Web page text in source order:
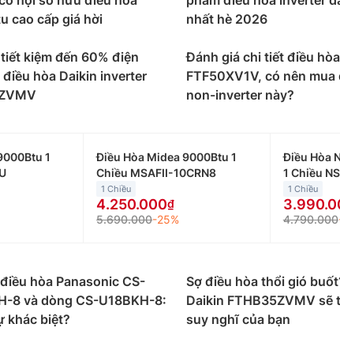
phù hợp với căn phòng của mình:
đồng đến 14 triệu đồng/máy.
thường được lắp đặt cho những không gian có
giao động từ 9 triệu đến 17 triệu đồng.
động từ 14 triệu đến 28 triệu đồng.
Daikin 22000btu-24000btu phù hợp với những
Daikin 22000btu-24000btu giao động từ 22 triệu
theo loại điều hòa như:
2 chiều vừa có khả năng làm lạnh trong mùa hè, vừa
nơi có cả mùa đông và mùa hè.
cao cấp giá hời
nhất hè 2026
kiệm đến 60% điện
điều hòa Daikin inverter
Đánh giá chi tiết điều
FTF50XV1V, có nên
non-inverter này?
1
Điều Hòa Midea 9000Btu 1
Chiều MSAFII-10CRN8
1 Chiều
4.250.000
5.690.000-25%
Điều Hòa
1 Chiều
1 Chiều
4.790.000
hòa Panasonic CS-
8 và dòng CS-U18BKH-8:
khác biệt?
Sợ điều hòa thổi gió
Daikin FTHB35ZVMV sẽ
suy nghĩ của bạn